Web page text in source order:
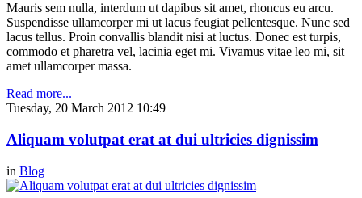
Mauris sem nulla, interdum ut dapibus sit amet, rhoncus eu arcu.
Suspendisse ullamcorper mi ut lacus feugiat pellentesque. Nunc sed
lacus tellus. Proin convallis blandit nisi at luctus. Donec est turpis,
commodo et pharetra vel, lacinia eget mi. Vivamus vitae leo mi, sit
amet ullamcorper massa.
Read more...
Tuesday, 20 March 2012 10:49
Aliquam volutpat erat at dui ultricies dignissim
in Blog